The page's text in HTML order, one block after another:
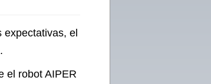
el
el robot AIPER